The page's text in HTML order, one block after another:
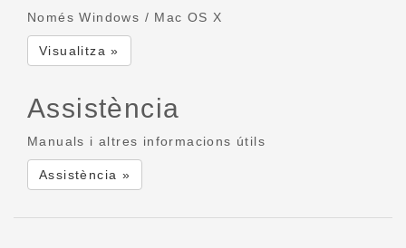
Només Windows / Mac OS X
Visualitza »
Assistència
Manuals i altres informacions útils
Assistència »